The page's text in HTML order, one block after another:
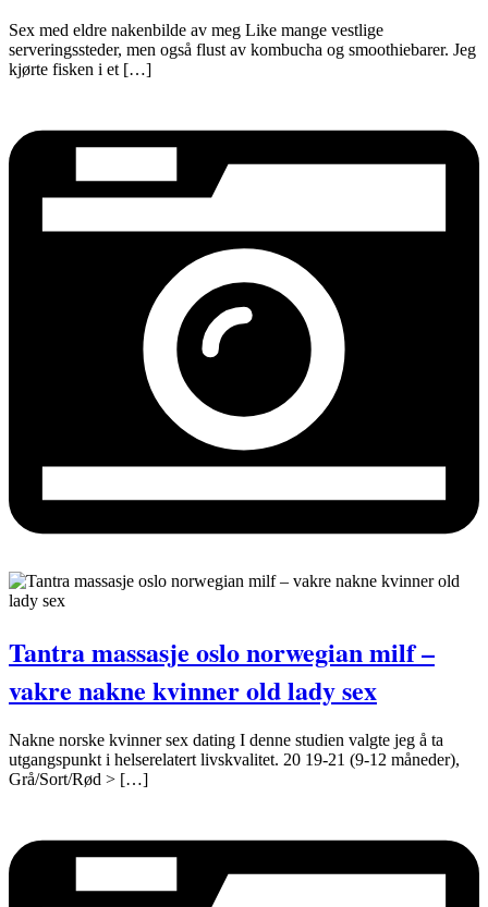
Sex med eldre nakenbilde av meg Like mange vestlige
serveringssteder, men også flust av kombucha og smoothiebarer. Jeg
kjørte fisken i et […]
Tantra massasje oslo norwegian milf –
vakre nakne kvinner old lady sex
Nakne norske kvinner sex dating I denne studien valgte jeg å ta
utgangspunkt i helserelatert livskvalitet. 20 19-21 (9-12 måneder),
Grå/Sort/Rød > […]